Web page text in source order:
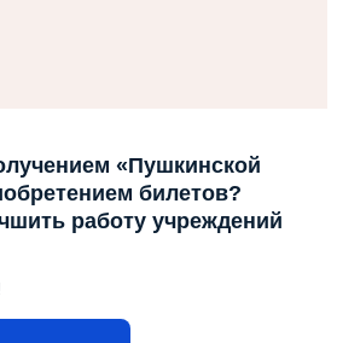
«Пушкинской
билетов?
работу учреждений